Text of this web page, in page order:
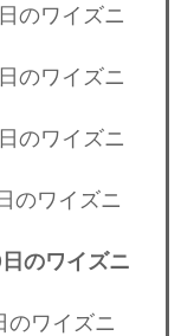
のワイズニ
のワイズニ
のワイズニ
のワイズニ
のワイズニ
のワイズニ